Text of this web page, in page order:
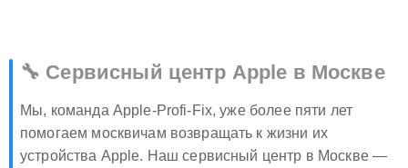
🔧 Сервисный центр Apple в Москве
Мы, команда Apple-Profi-Fix, уже более пяти лет
помогаем москвичам возвращать к жизни их
устройства Apple. Наш сервисный центр в Москве —